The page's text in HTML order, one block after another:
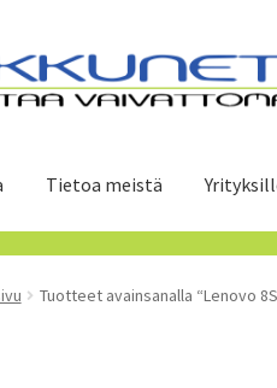
Tietoa meistä
Tuotteet avainsanalla “Lenovo